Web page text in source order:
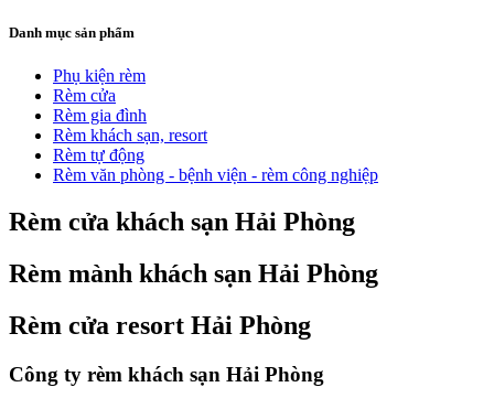
Danh mục sản phẩm
Phụ kiện rèm
Rèm cửa
Rèm gia đình
Rèm khách sạn, resort
Rèm tự động
Rèm văn phòng - bệnh viện - rèm công nghiệp
Rèm cửa khách sạn Hải Phòng
Rèm mành khách sạn Hải Phòng
Rèm cửa resort Hải Phòng
Công ty rèm khách sạn Hải Phòng